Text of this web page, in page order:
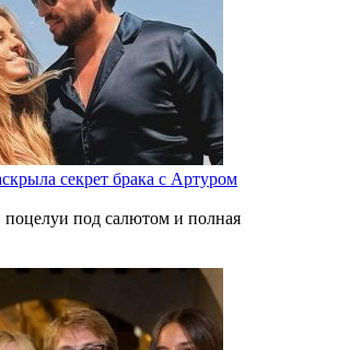
секрет брака с Артуром
под салютом и полная